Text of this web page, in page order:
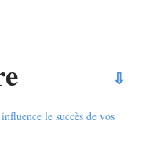
le succès de vos